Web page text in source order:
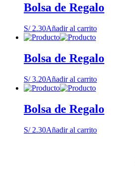
Bolsa de Regalo
S/2.30Añadir al carrito
Bolsa de Regalo
S/3.20Añadir al carrito
Bolsa de Regalo
S/2.30Añadir al carrito